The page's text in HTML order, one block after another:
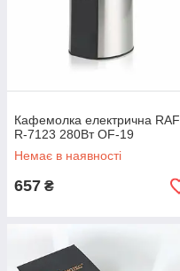
Кафемолка електрична RAF
R-7123 280Вт OF-19
Немає в наявності
657 ₴